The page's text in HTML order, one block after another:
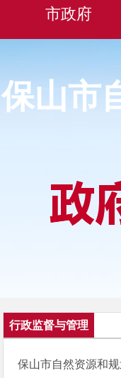
市政府
保山市
行政监督与管理
保山市自然资源和